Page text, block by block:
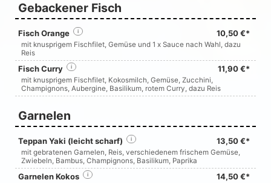
Gebackener Fisch
Fisch Orange 10,50 €*
i
mit knusprigem Fischfilet, Gemüse und 1 x Sauce nach Wahl, dazu
Reis
Fisch Curry 11,90 €*
i
mit knusprigem Fischfilet, Kokosmilch, Gemüse, Zucchini,
Champignons, Aubergine, Basilikum, rotem Curry, dazu Reis
Garnelen
Teppan Yaki (leicht scharf) 13,50 €*
i
mit gebratenen Garnelen, Reis, verschiedenem frischem Gemüse,
Zwiebeln, Bambus, Champignons, Basilikum, Paprika
Garnelen Kokos 14,50 €*
i